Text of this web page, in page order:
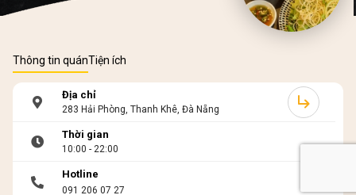
Thông tin quánTiện ích
Địa chỉ
283 Hải Phòng, Thanh Khê, Đà Nẵng
Thời gian
10:00 - 22:00
Hotline
091 206 07 27